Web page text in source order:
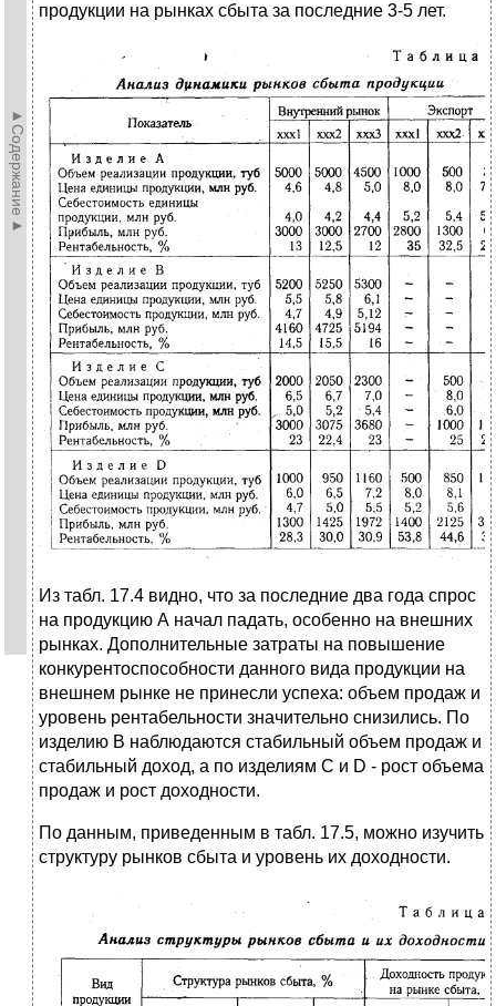
►Содержание►
продукции на рынках сбыта за последние 3-5 лет.
Из табл. 17.4 видно, что за последние два года спрос
на продукцию А начал падать, особенно на внешних
рынках. Дополнительные затраты на повышение
конкурентоспособности данного вида продукции на
внешнем рынке не принесли успеха: объем продаж и
уровень рентабельности значительно снизились. По
изделию В наблюдаются стабильный объем продаж и
стабильный доход, а по изделиям С и D - рост объема
продаж и рост доходности.
По данным, приведенным в табл. 17.5, можно изучить
структуру рынков сбыта и уровень их доходности.